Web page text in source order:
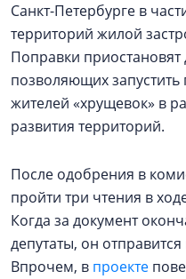
Санкт-Петербурге в
территорий жилой
Поправки приостановят
позволяющих
жителей «хрущевок» в
развития территорий.
После одобрения в
пройти три чтения в
Когда за документ
депутаты, он
Впрочем, в проекте